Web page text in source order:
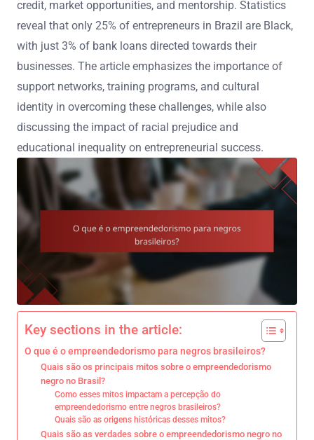
credit, market opportunities, and mentorship. Statistics
reveal that only 25% of entrepreneurs in Brazil are Black,
with just 3% of bank loans directed towards their
businesses. The article emphasizes the importance of
support networks, training programs, and cultural
identity in overcoming these challenges, while also
discussing the impact of racial prejudice and
educational inequality on entrepreneurial success.
Key sections in the article:
O que é o empreendedorismo para negros brasileiros?
Quais são os principais mitos sobre o empreendedorismo
negro no Brasil?
Como esses mitos impactam a percepção do
empreendedorismo entre negros brasileiros?
Quais são as origens históricas desses mitos?
Quais são as verdades sobre o empreendedorismo negro no